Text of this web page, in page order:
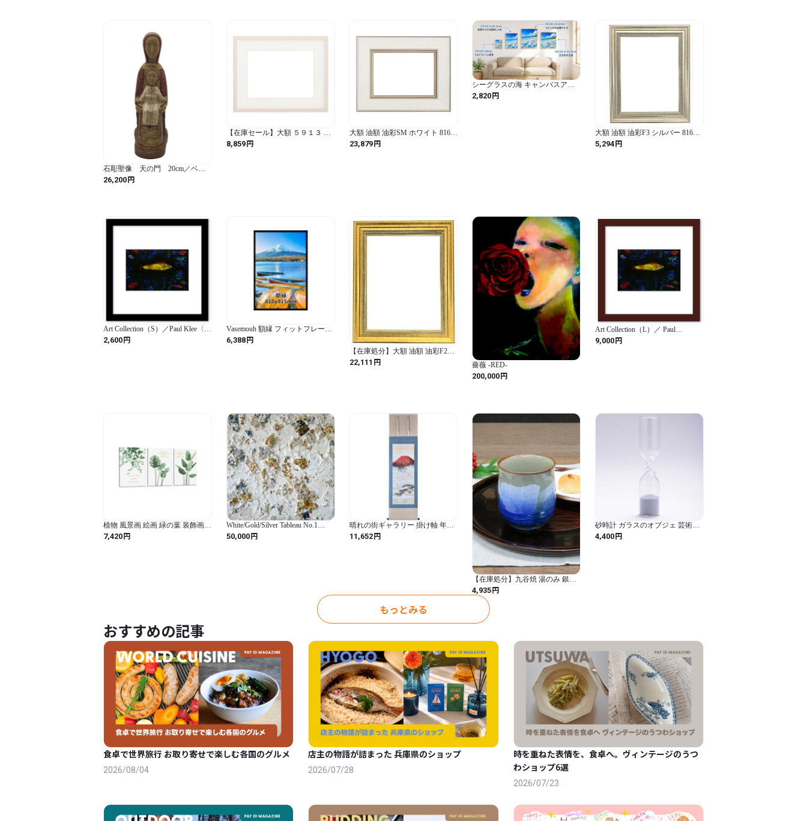
石彫聖像 天の門 20cm／ベト
レヘム修道会ノートルダム・ド・
ピティエ修道院（フランス）
26,200円
【在庫セール】大額 ５９１３ 水
彩Ｆ８ ホワイト (ホワイト / F8 /
長方形)
8,859円
大額 油額 油彩SM ホワイト 8163
素材:樹脂製
23,879円
シーグラスの海 キャンバスアー
ト【選べる4サイズ】F0・F4・
F6・S4｜南国ビーチの癒しイン
2,820円
大額 油額 油彩F3 シルバー 8164
素材:樹脂製
5,294円
Art Collection（S）／Paul Klee〈パ
ウル・クレー〉/黄金の魚：（S
size）/フレームカラー：ブラック
2,600円
Vasemouh 額縁 フィットフレーム
610x915mm サイズ ポスター 写真
絵画 油絵 飾り 壁掛け 額 ブラッ
6,388円
【在庫処分】大額 油額 油彩F20
ゴールド 8164 素材:樹脂製
22,111 円 薔薇 -RED-
200,000円
Art Collection（L）／ Paul
Klee〈パウル・クレー〉/黄金の
魚：（L size）/フレームカラー：
9,000円
植物 風景画 絵画 緑の葉 装飾画
植物装飾 南国 インテリア 花のポ
スター 部屋飾り 絵画 自然 壁画
7,420円
White/Gold/Silver Tableau No.1
"Happy"
50,000円
晴れの街ギャラリー 掛け軸 年中
掛け 山水画 赤富士双鶴 宇田川彩
悠 尺三 幅44.5 x 高さ164cm
11,652円
【在庫処分】九谷焼 湯のみ 銀彩
AK3-0642 (銀彩(青) / 径7.5cm × 高
さ8.2cm / 九谷焼 特殊技法『銀彩
(Ginsai)』 / 円形)
4,935円
砂時計 ガラスのオブジェ 芸術作
品 100percent 100% STUDIO
COHAKU Timeless 100パーセント
4,400円
もっとみる
おすすめの記事
食卓で世界旅行 お取り寄せで楽しむ各国のグルメ
2026/08/04
店主の物語が詰まった 兵庫県のショップ
2026/07/28
時を重ねた表情を、食卓へ。ヴィンテージのうつ
わショップ6選
2026/07/23